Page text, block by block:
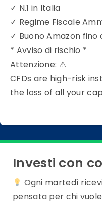
✓ N.1 in Italia
✓ Regime Fiscale
✓ Buono Amazon fino
* Avviso di rischio *
Attenzione: ⚠
CFDs are high-risk
the loss of all your
Investi con
Ogni martedì
pensata per chi vuole